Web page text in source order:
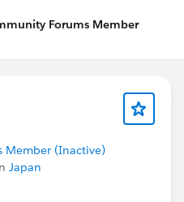
Forums Member
Member (Inactive)
Japan